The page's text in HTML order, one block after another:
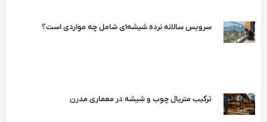
سرویس سالانه نرده شیشه‌ای شامل چه مواردی است؟
ترکیب متریال چوب و شیشه در معماری مدرن